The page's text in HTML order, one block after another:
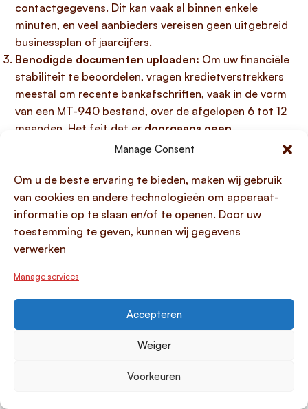
Manage Consent
Om u de beste ervaring te bieden, maken wij gebruik
van cookies en andere technologieën om apparaat-
informatie op te slaan en/of te openen. Door uw
toestemming te geven, kunnen wij gegevens
verwerken
Manage services
Accepteren
Weiger
Voorkeuren
contactgegevens. Dit kan vaak al binnen enkele
minuten, en veel aanbieders vereisen geen uitgebreid
businessplan of jaarcijfers.
Benodigde documenten uploaden: Om uw financiële
stabiliteit te beoordelen, vragen kredietverstrekkers
meestal om recente bankafschriften, vaak in de vorm
van een MT-940 bestand, over de afgelopen 6 tot 12
maanden. Het feit dat er doorgaans geen
onderpand nodig isversnelt dit deel van de aanvraag
Snelle beoordeling en acceptatie:Na het indienen
van uw aanvraag en documenten voert de
kredietverstrekker een snelle QuickScan uit. Dankzij
de korte looptijd en het ontbreken van onderpand is
eensnelle accordering
geleende bedrag vaak al
bedrijfsrekening, zodat u direct over het kapitaal kunt
beschikken voor uw zakelijke doeleinden.
Voorbereiding van benodigde